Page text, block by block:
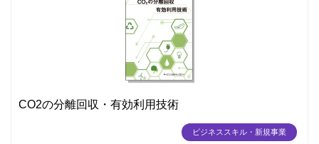
CO2の分離回収・有効利用技術
ビジネススキル・新規事業